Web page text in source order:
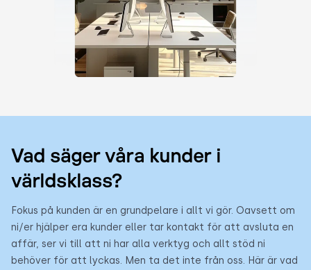
Vad säger våra kunder i
världsklass?
Fokus på kunden är en grundpelare i allt vi gör. Oavsett om
ni/er hjälper era kunder eller tar kontakt för att avsluta en
affär, ser vi till att ni har alla verktyg och allt stöd ni
behöver för att lyckas. Men ta det inte från oss. Här är vad